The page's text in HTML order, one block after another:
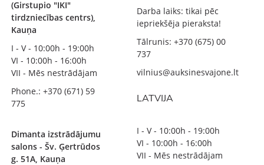
(Girstupio "IKI"
tirdzniecības centrs),
Kauņa
I - V - 10:00h - 19:00h
VI - 10:00h - 16:00h
VII - Mēs nestrādājam
Phone.: +370 (671) 59
775
Dimanta izstrādājumu
salons - Šv. Ģertrūdos
g. 51A, Kauņa
Darba laiks: tikai pēc
iepriekšēja pieraksta!
Tālrunis: +370 (675) 00
737
vilnius@auksinesvajone.lt
LATVIJA
I - V - 10:00h - 19:00h
VI - 10:00h - 16:00h
VII - Mēs nestrādājam